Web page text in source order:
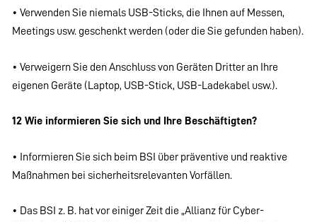
• Verwenden Sie niemals USB-Sticks, die Ihnen auf Messen,
Meetings usw. geschenkt werden (oder die Sie gefunden haben).
• Verweigern Sie den Anschluss von Geräten Dritter an Ihre
eigenen Geräte (Laptop, USB-Stick, USB-Ladekabel usw.).
12 Wie informieren Sie sich und Ihre Beschäftigten?
• Informieren Sie sich beim BSI über präventive und reaktive
Maßnahmen bei sicherheitsrelevanten Vorfällen.
• Das BSI z. B. hat vor einiger Zeit die „Allianz für Cyber-